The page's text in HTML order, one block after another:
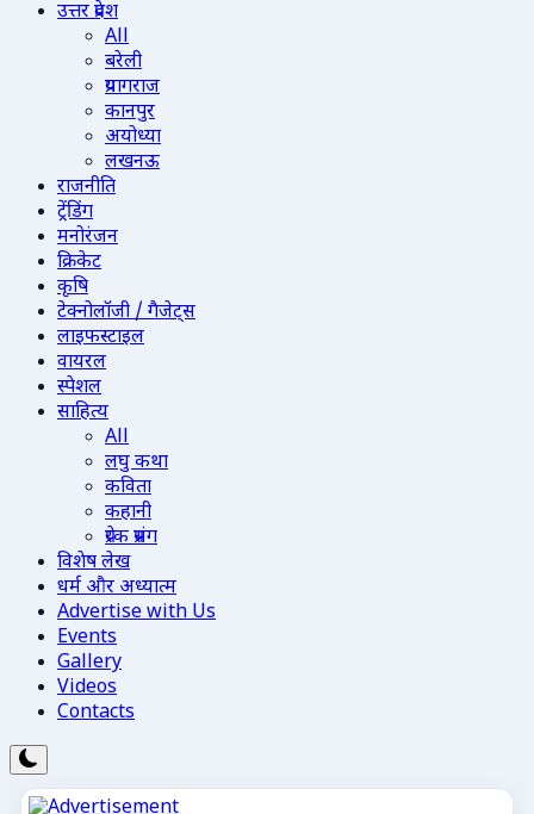
उत्तर प्रदेश
All
बरेली
प्रयागराज
कानपुर
अयोध्या
लखनऊ
राजनीति
ट्रेंडिंग
मनोरंजन
क्रिकेट
कृषि
टेक्नोलॉजी / गैजेट्स
लाइफस्टाइल
वायरल
स्पेशल
साहित्य
All
लघु कथा
कविता
कहानी
प्रेरक प्रसंग
विशेष लेख
धर्म और अध्यात्म
Advertise with Us
Events
Gallery
Videos
Contacts